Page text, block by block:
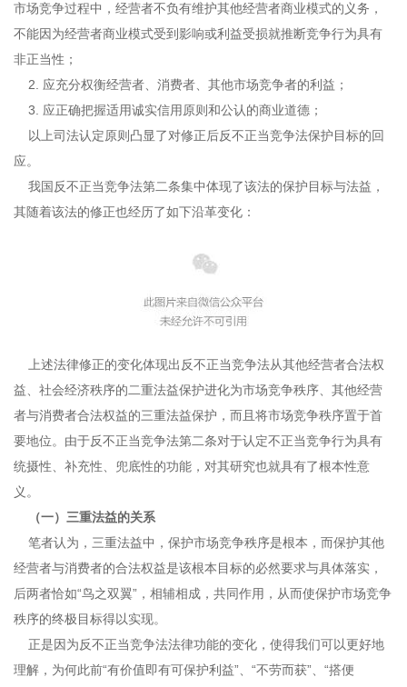
市场竞争过程中，经营者不负有维护其他经营者商业模式的义务，
不能因为经营者商业模式受到影响或利益受损就推断竞争行为具有
非正当性；
2. 应充分权衡经营者、消费者、其他市场竞争者的利益；
3. 应正确把握适用诚实信用原则和公认的商业道德；
以上司法认定原则凸显了对修正后反不正当竞争法保护目标的回
应。
我国反不正当竞争法第二条集中体现了该法的保护目标与法益，
其随着该法的修正也经历了如下沿革变化：
上述法律修正的变化体现出反不正当竞争法从其他经营者合法权
益、社会经济秩序的二重法益保护进化为市场竞争秩序、其他经营
者与消费者合法权益的三重法益保护，而且将市场竞争秩序置于首
要地位。由于反不正当竞争法第二条对于认定不正当竞争行为具有
统摄性、补充性、兜底性的功能，对其研究也就具有了根本性意
义。
（一）三重法益的关系
笔者认为，三重法益中，保护市场竞争秩序是根本，而保护其他
经营者与消费者的合法权益是该根本目标的必然要求与具体落实，
后两者恰如“鸟之双翼”，相辅相成，共同作用，从而使保护市场竞争
秩序的终极目标得以实现。
正是因为反不正当竞争法法律功能的变化，使得我们可以更好地
理解，为何此前“有价值即有可保护利益”、“不劳而获”、“搭便